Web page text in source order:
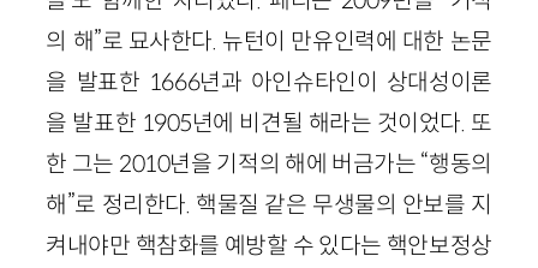
의 해”로 묘사한다. 뉴턴이 만유인력에 대한 논문
을 발표한 1666년과 아인슈타인이 상대성이론
을 발표한 1905년에 비견될 해라는 것이었다. 또
한 그는 2010년을 기적의 해에 버금가는 “행동의
해”로 정리한다. 핵물질 같은 무생물의 안보를 지
켜내야만 핵참화를 예방할 수 있다는 핵안보정상